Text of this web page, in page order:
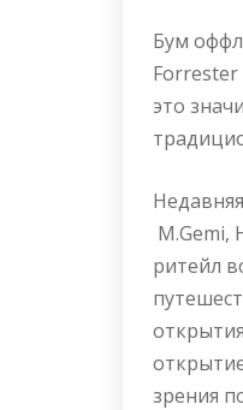
Бум
Forrester
это
M.Gemi,
ритейл
зрения